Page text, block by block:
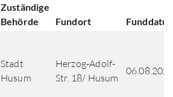
Zuständige
Behörde
Fundort
Stadt
Husum
Herzog-Adolf-
Str. 18/ Husum